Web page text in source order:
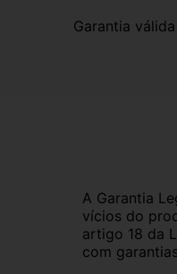
Garantia
A Garantia
vícios do
artigo 18 da
com